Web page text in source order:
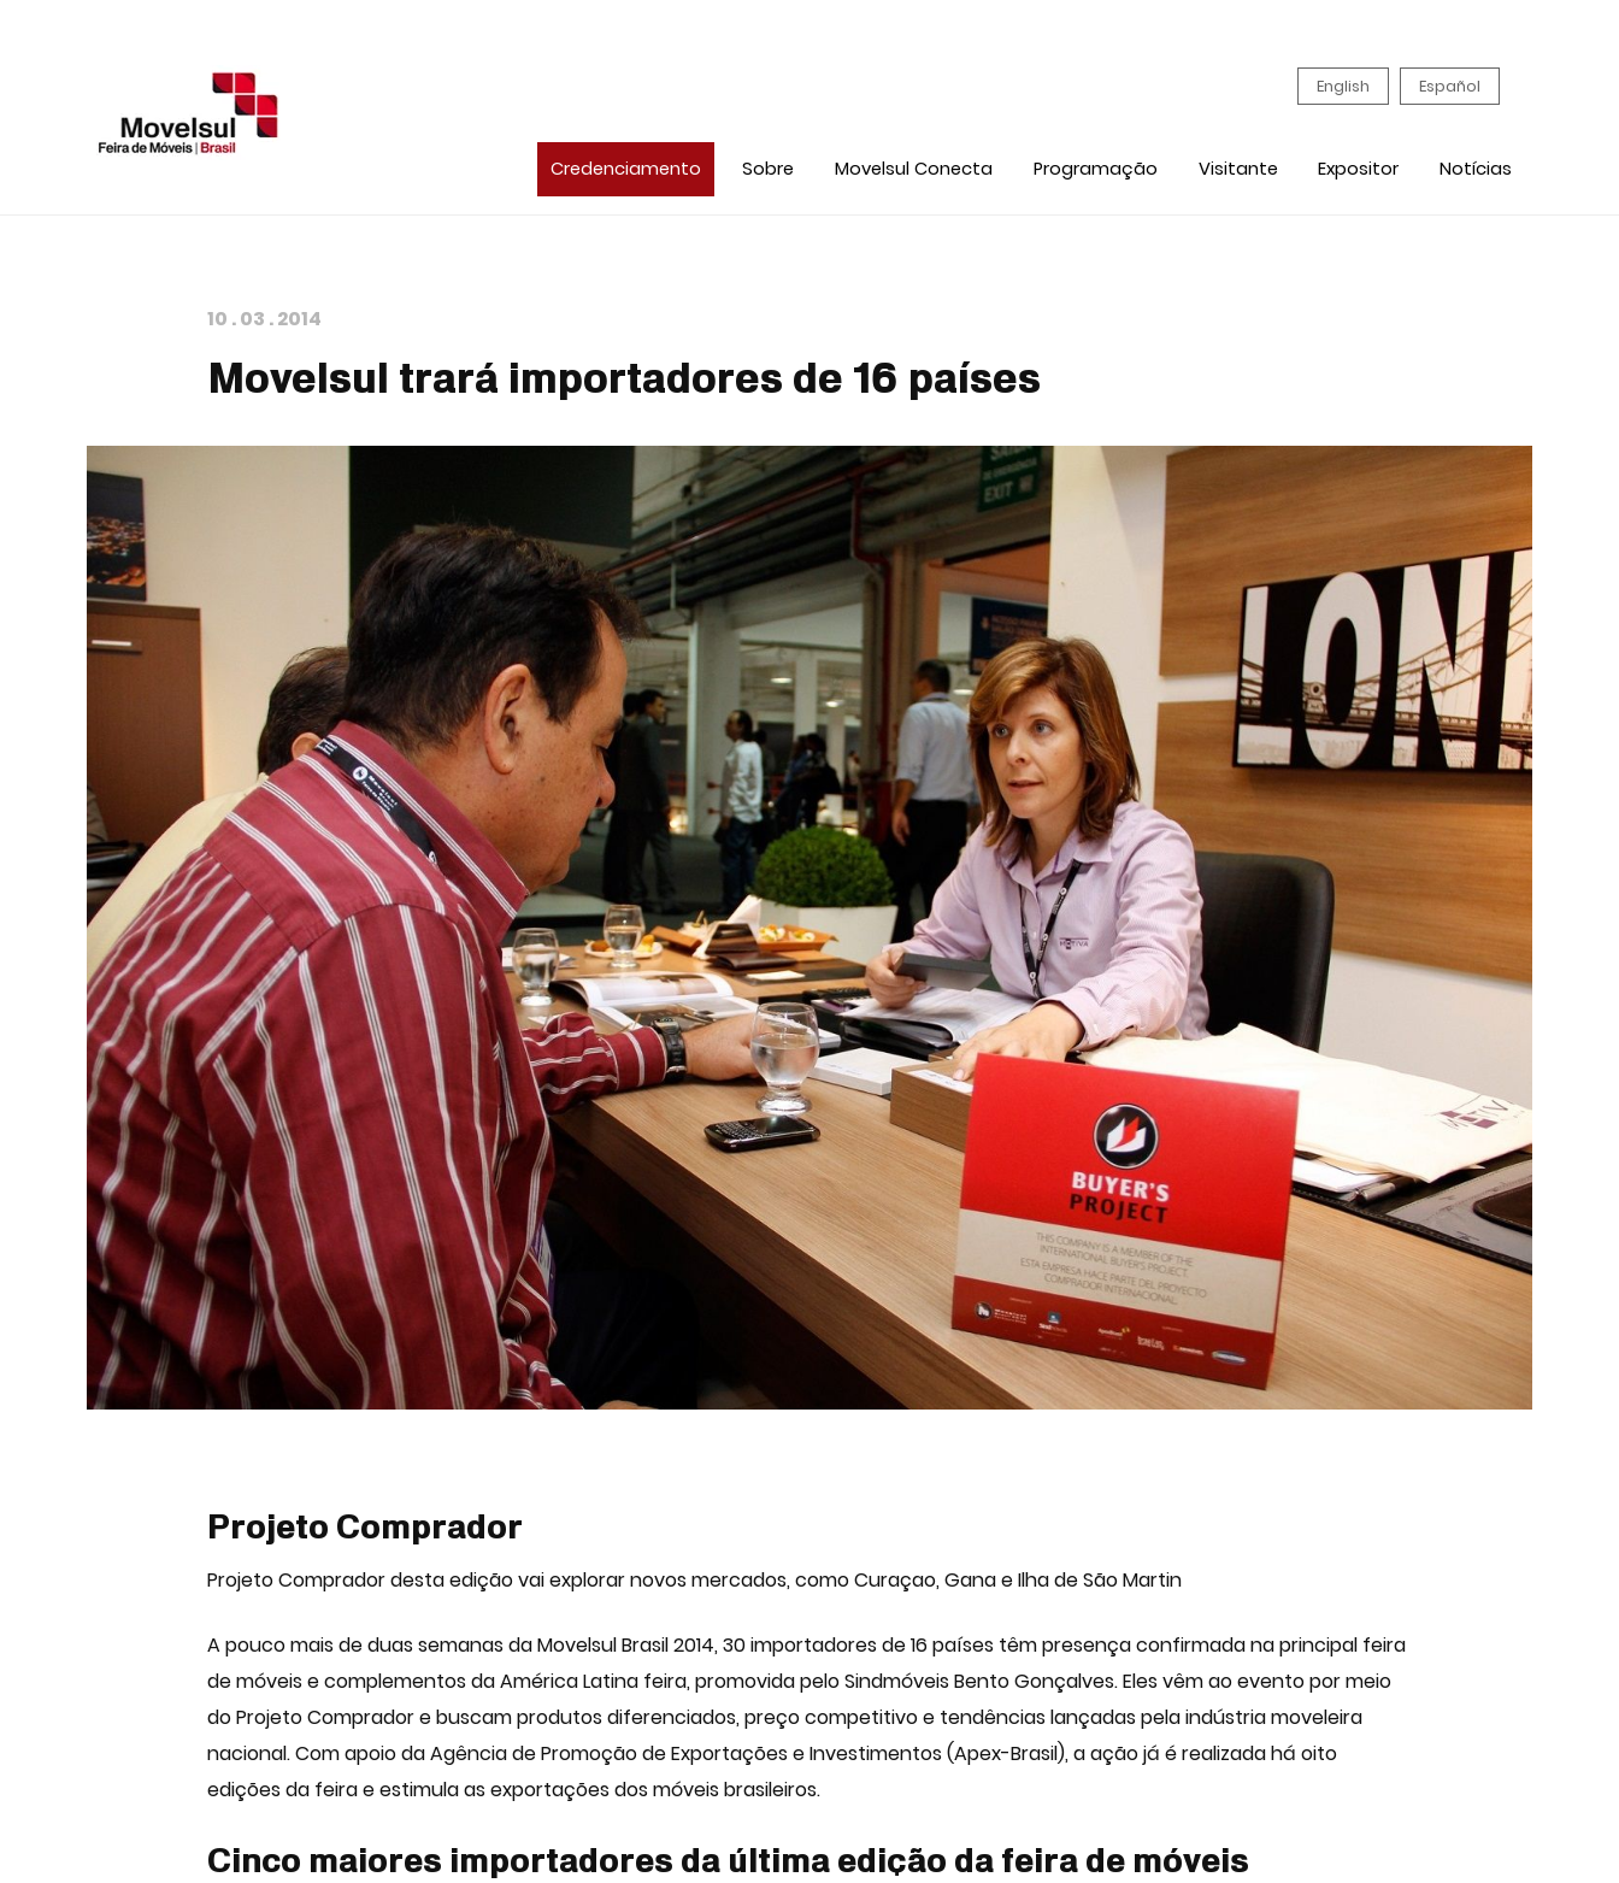
English Español
Credenciamento Sobre Movelsul Conecta Programação Visitante Expositor Notícias
10 .03 .2014
Movelsul trará importadores de 16 países
Projeto Comprador
Projeto Comprador desta edição vai explorar novos mercados, como Curaçao, Gana e Ilha de São Martin
A pouco mais de duas semanas daMovelsul Brasil2014, 30 importadores de 16 países têm presença confirmada na principal feira
de móveise complementos da América Latina feira, promovida peloSindmóveisBento Gonçalves. Eles vêm ao evento por meio
do Projeto Comprador e buscam produtos diferenciados, preço competitivo e tendências lançadas pela indústria moveleira
nacional. Com apoio da Agência de Promoção de Exportações e Investimentos (Apex-Brasil), a ação já é realizada há oito
edições da feira e estimula as exportações dos móveis brasileiros.
Cinco maiores importadores da última edição da feira de móveis